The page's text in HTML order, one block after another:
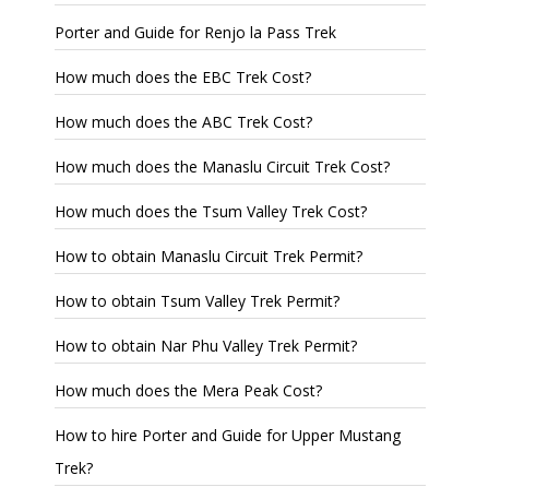
Porter and Guide for Renjo la Pass Trek
How much does the EBC Trek Cost?
How much does the ABC Trek Cost?
How much does the Manaslu Circuit Trek Cost?
How much does the Tsum Valley Trek Cost?
How to obtain Manaslu Circuit Trek Permit?
How to obtain Tsum Valley Trek Permit?
How to obtain Nar Phu Valley Trek Permit?
How much does the Mera Peak Cost?
How to hire Porter and Guide for Upper Mustang
Trek?